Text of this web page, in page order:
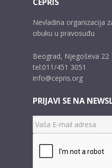
Nevladina organizacija
obuku u pravosuđu
Beograd, Njegoševa 22
tel:011/451 3051
info@cepris.org
PRIJAVI SE NA